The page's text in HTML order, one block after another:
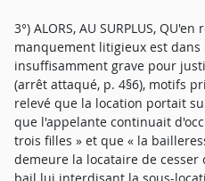
3°) ALORS, AU SURPLUS,
manquement litigieux est
insuffisamment grave pour
(arrêt attaqué, p. 4§6), motifs
relevé que la location portait
que l'appelante continuait
trois filles » et que « la
demeure la locataire de